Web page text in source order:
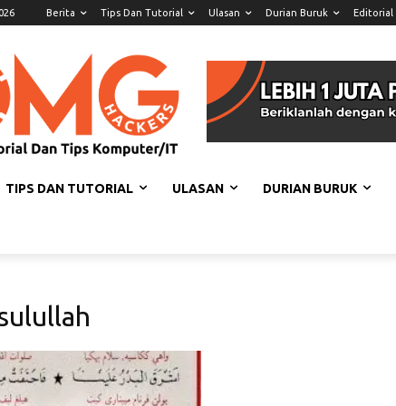
Berita Tips Dan Tutorial Ulasan Durian Buruk Editorial
TIPS DAN TUTORIAL ULASAN DURIAN BURUK